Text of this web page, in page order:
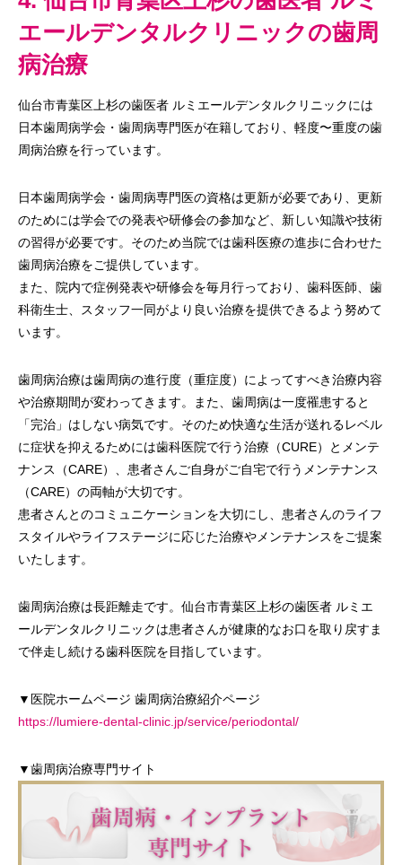
エールデンタルクリニックの歯周
病治療
仙台市青葉区上杉の歯医者 ルミエールデンタルクリニックには
日本歯周病学会・歯周病専門医が在籍しており、軽度〜重度の歯
周病治療を行っています。
日本歯周病学会・歯周病専門医の資格は更新が必要であり、更新
のためには学会での発表や研修会の参加など、新しい知識や技術
の習得が必要です。そのため当院では歯科医療の進歩に合わせた
歯周病治療をご提供しています。
また、院内で症例発表や研修会を毎月行っており、歯科医師、歯
科衛生士、スタッフ一同がより良い治療を提供できるよう努めて
います。
歯周病治療は歯周病の進行度（重症度）によってすべき治療内容
や治療期間が変わってきます。また、歯周病は一度罹患すると
「完治」はしない病気です。そのため快適な生活が送れるレベル
に症状を抑えるためには歯科医院で行う治療（CURE）とメンテ
ナンス（CARE）、患者さんご自身がご自宅で行うメンテナンス
（CARE）の両軸が大切です。
患者さんとのコミュニケーションを大切にし、患者さんのライフ
スタイルやライフステージに応じた治療やメンテナンスをご提案
いたします。
歯周病治療は長距離走です。仙台市青葉区上杉の歯医者 ルミエ
ールデンタルクリニックは患者さんが健康的なお口を取り戻すま
で伴走し続ける歯科医院を目指しています。
▼医院ホームページ 歯周病治療紹介ページ
https://lumiere-dental-clinic.jp/service/periodontal/
▼歯周病治療専門サイト